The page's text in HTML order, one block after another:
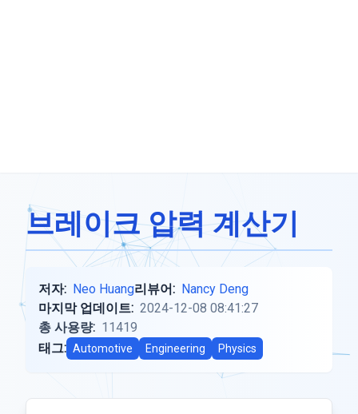
브레이크 압력 계산기
저자: Neo Huang리뷰어: Nancy Deng
마지막 업데이트: 2024-12-08 08:41:27
총 사용량: 11419
태그: Automotive Engineering Physics